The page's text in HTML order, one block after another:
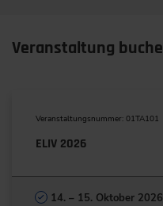
Veranstaltung
Veranstaltungsnummer: 01TA101
ELIV 2026
14. – 15. Oktober 2026